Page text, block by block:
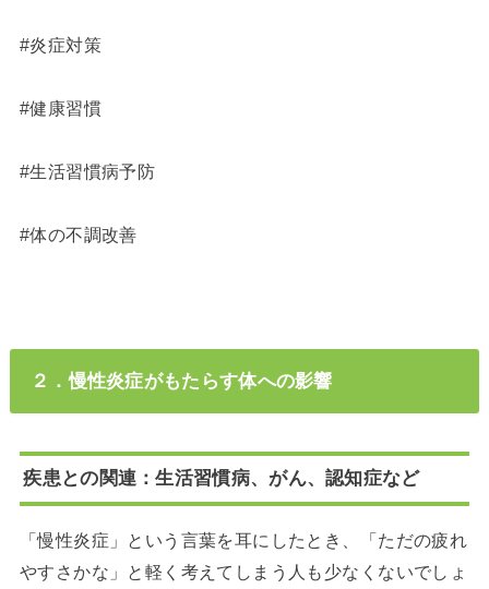
#炎症対策
#健康習慣
#生活習慣病予防
#体の不調改善
２．慢性炎症がもたらす体への影響
疾患との関連：生活習慣病、がん、認知症など
「慢性炎症」という言葉を耳にしたとき、「ただの疲れ
やすさかな」と軽く考えてしまう人も少なくないでしょ